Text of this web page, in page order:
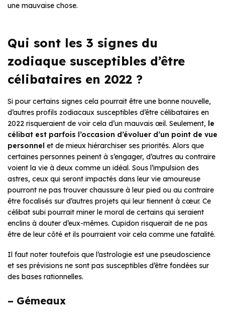
une mauvaise chose.
Qui sont les 3 signes du
zodiaque susceptibles d’être
célibataires en 2022 ?
Si pour certains signes cela pourrait être une bonne nouvelle,
d’autres profils zodiacaux susceptibles d’être célibataires en
2022 risqueraient de voir cela d’un mauvais œil. Seulement, le
célibat est parfois l’occasion d’évoluer d’un point de vue
personnel et de mieux hiérarchiser ses priorités. Alors que
certaines personnes peinent à s’engager, d’autres au contraire
voient la vie à deux comme un idéal. Sous l’impulsion des
astres, ceux qui seront impactés dans leur vie amoureuse
pourront ne pas trouver chaussure à leur pied ou au contraire
être focalisés sur d’autres projets qui leur tiennent à cœur. Ce
célibat subi pourrait miner le moral de certains qui seraient
enclins à douter d’eux-mêmes. Cupidon risquerait de ne pas
être de leur côté et ils pourraient voir cela comme une fatalité.
Il faut noter toutefois que l’astrologie est une pseudoscience
et ses prévisions ne sont pas susceptibles d’être fondées sur
des bases rationnelles.
– Gémeaux